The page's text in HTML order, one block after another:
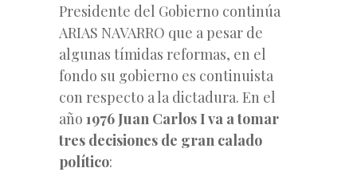
Presidente del Gobierno continúa
ARIAS NAVARRO que a pesar de
algunas tímidas reformas, en el
fondo su gobierno es continuista
con respecto a la dictadura. En el
año 1976 Juan Carlos I va a tomar
tres decisiones de gran calado
político: